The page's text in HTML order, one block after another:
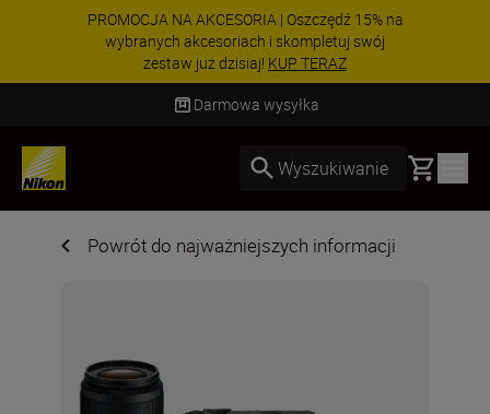
PROMOCJA NA AKCESORIA | Oszczędź 15% na
wybranych akcesoriach i skompletuj swój
zestaw już dzisiaj! KUP TERAZ
Dostawa od 2 do 4 dni roboczych
Wyszukiwanie Basket
Powrót do najważniejszych informacji